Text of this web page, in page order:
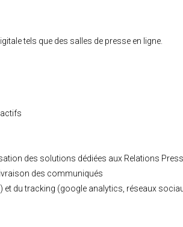
tels que des salles de presse en ligne.
des solutions dédiées aux Relations
des communiqués
et du tracking (google analytics, réseaux